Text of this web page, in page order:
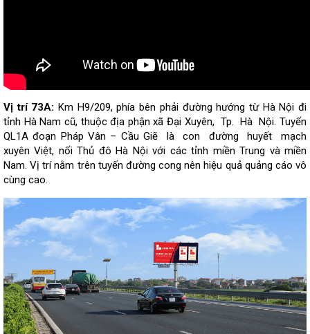
Vị trí 73A:Km H9/209, phía bên phải đường hướng từ Hà Nội đi
tỉnh Hà Nam cũ, thuộc địa phận xã Đại Xuyên, Tp. Hà Nội. Tuyến
QL1A đoạn Pháp Vân – Cầu Giẽ là con đường huyết mạch
xuyên Việt, nối Thủ đô Hà Nội với các tỉnh miền Trung và miền
Nam. Vị trí nằm trên tuyến đường cong nên hiệu quả quảng cáo vô
cùng cao.